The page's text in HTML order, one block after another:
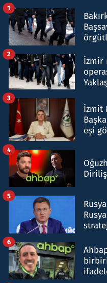
1
İzmir
2
İzmit
eşi
3
4
5
6